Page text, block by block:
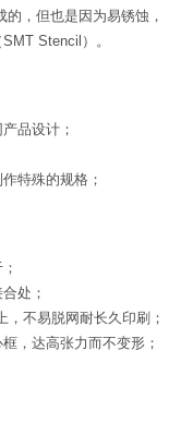
，但也是因为易锈蚀，
Stencil）。
品设计；
特殊的规格；
处；
不易脱网耐长久印刷；
，达高张力而不变形；